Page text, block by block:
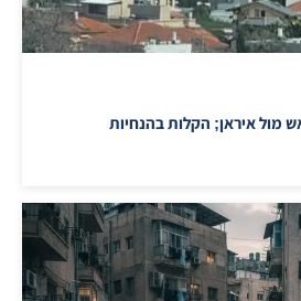
מול איראן; הקלות בהנחיות